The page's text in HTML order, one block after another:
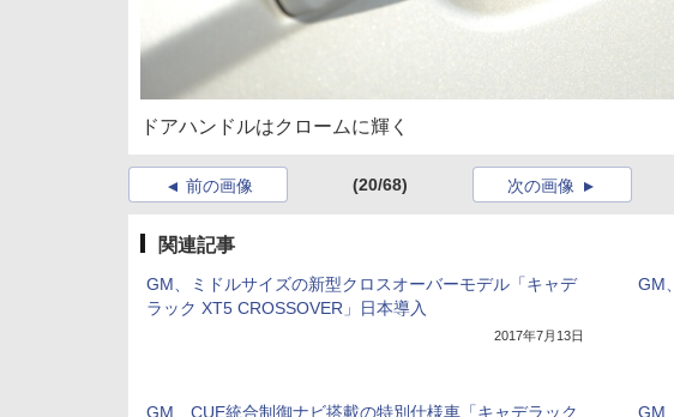
ドアハンドルはクロームに輝く
前の画像 (20/68) 次の画像
関連記事
GM、ミドルサイズの新型クロスオーバーモデル「キャデ
ラック XT5 CROSSOVER」日本導入
2017年7月13日
GM
GM、CUE統合制御ナビ搭載の特別仕様車「キャデラック GM